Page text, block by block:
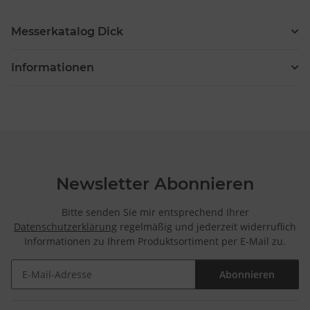
Messerkatalog Dick
Informationen
Newsletter Abonnieren
Bitte senden Sie mir entsprechend Ihrer
Datenschutzerklärung regelmäßig und jederzeit widerruflich
Informationen zu Ihrem Produktsortiment per E-Mail zu.
Abonnieren